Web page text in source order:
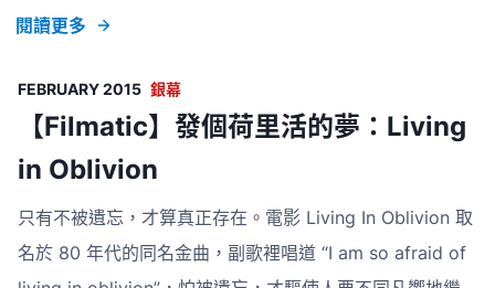
分給對方。雖然魯卡斯看好的《第三類接觸》達 3 億美元
予史匹堡的電影是這樣開始的： 很久以前，在一個遙遠的
銀河系中…. A long time ago in a galaxy far, far away….
《星球大戰》是一個電影業的傳奇，意想天開的故事設定、
句，有論者未必會認同最後四字的描述。《星球大戰
閱讀更多
FEBRUARY 2015 銀幕
【Filmatic】發個荷里活的夢：Living
in Oblivion
只有不被遺忘，才算真正存在。電影 Living In Oblivion 取
名於 80 年代的同名金曲，副歌裡唱道 “I am so afraid of